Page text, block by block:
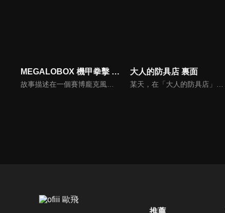
MEGALOBOX 機甲拳擊 第二季
故事描述在一個賽博龐克風的近未來，發展出了以外骨骼裝甲和拳擊融合的究極格鬥競技「MEGALOBOX」，但身為沒有市民權資格、居住在非認可區的主角JNK DOG即便想參賽，卻也只能被困在鄉下靠著打假比賽維生。本次的續做將以前作 7 年後的世界做為舞台，再度展開一場場精彩的對決。
大人的防具店 裏面
某天，在「大人的防具店」對面開了一間神祕的新店。那正是通往異世界的入口。在GANMA!超人氣連載中的《リセット・ゲーム》、《外れたみんなの頭のネジ》也各自有人氣角色登場!?考茲他們究竟有沒有辦法逃離頭上掉了螺絲的恐怖世界，又能不能從殺人要塞中順利逃脫呢!?
推薦